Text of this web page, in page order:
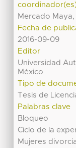
Mercado Maya,
Fecha de
2016-09-09
Editor
Universidad
México
Tipo de
Tesis de
Palabras clave
Bloqueo
Ciclo de la
Mujeres